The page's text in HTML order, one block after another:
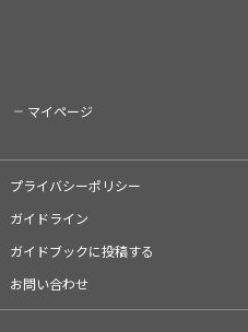
マイページ
プライバシーポリシー
ガイドライン
ガイドブックに投稿する
お問い合わせ